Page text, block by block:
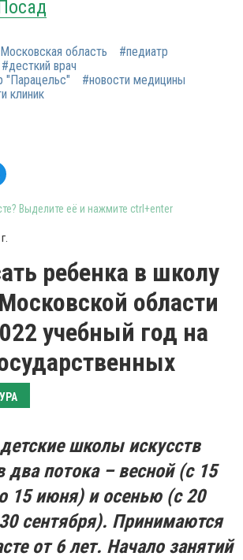
область
#педиатр
#десткий врач
"Парацельс"
#новости медицины
клиник
Выделите её и нажмите ctrl+enter
ребенка в школу
области
учебный год на
школы искусств
два потока – весной (с 15
15 июня) и осенью (с 20
сентября). Принимаются
от 6 лет. Начало занятий